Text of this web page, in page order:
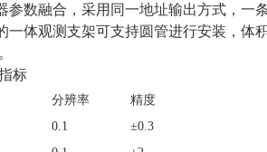
参数融合，采用同一地址输出方式，一
一体观测支架可支持圆管进行安装，体
标
分辨率 精度
0.1 ±0.3